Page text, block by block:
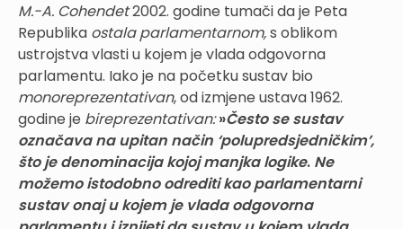
M.-A. Cohendet2002. godine tumači da je Peta
Republika ostala parlamentarnom,s oblikom
ustrojstva vlasti u kojem je vlada odgovorna
parlamentu. Iako je na početku sustav bio
monoreprezentativan, od izmjene ustava 1962.
godine je bireprezentativan:»Često se sustav
označava na upitan način ‘polupredsjedničkim’,
što je denominacija kojoj manjka logike. Ne
možemo istodobno odrediti kao parlamentarni
sustav onaj u kojem je vlada odgovorna